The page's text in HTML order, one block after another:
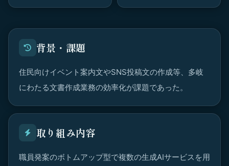
背景・課題
住民向けイベント案内文やSNS投稿文の作成等、多岐
にわたる文書作成業務の効率化が課題であった。
取り組み内容
職員発案のボトムアップ型で複数の生成AIサービスを用